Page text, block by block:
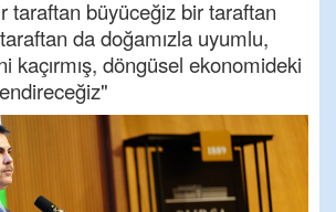
taraftan büyüceğiz bir taraftan
da doğamızla uyumlu,
kaçırmış, döngüsel ekonomideki